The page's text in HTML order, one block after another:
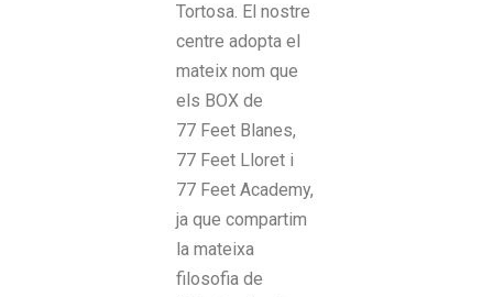
Tortosa. El nostre
centre adopta el
mateix nom que
els BOX de
77 Feet Blanes,
77 Feet Lloret i
77 Feet Academy,
ja que compartim
la mateixa
filosofia de